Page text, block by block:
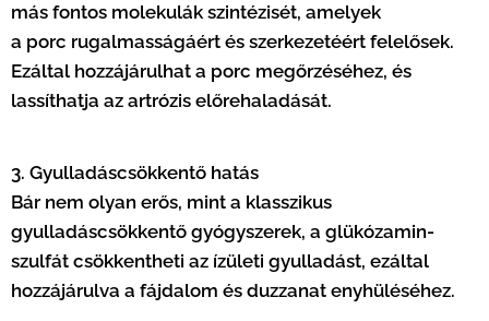
más fontos molekulák szintézisét, amelyek
a porc rugalmasságáért és szerkezetéért felelősek.
Ezáltal hozzájárulhat a porc megőrzéséhez, és
lassíthatja az artrózis előrehaladását.
3. Gyulladáscsökkentő hatás
Bár nem olyan erős, mint a klasszikus
gyulladáscsökkentő gyógyszerek, a glükózamin-
szulfát csökkentheti az ízületi gyulladást, ezáltal
hozzájárulva a fájdalom és duzzanat enyhüléséhez.